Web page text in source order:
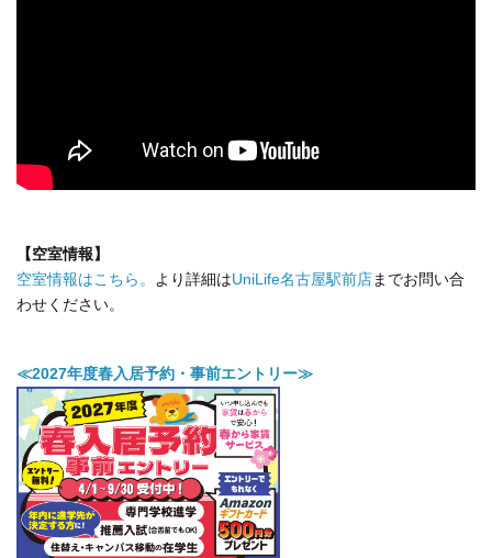
【空室情報】
空室情報はこちら。
より詳細はUniLife名古屋駅前店までお問い合
わせください。
≪2027年度春入居予約・事前エントリー≫